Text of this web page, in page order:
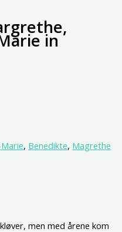
in
, Benedikte, Magrethe
men med årene kom